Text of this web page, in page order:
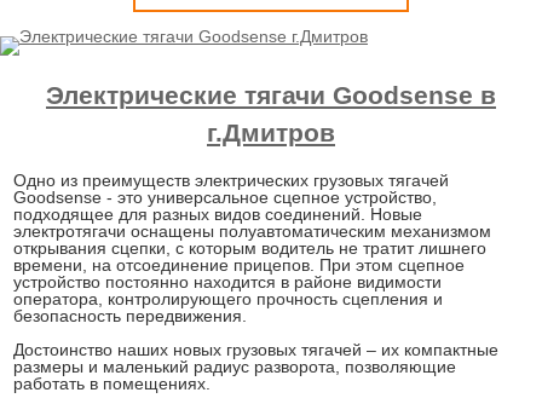
Электрические тягачи Goodsense в
г.Дмитров
Одно из преимуществ электрических грузовых тягачей
Goodsense - это универсальное сцепное устройство,
подходящее для разных видов соединений. Новые
электротягачи оснащены полуавтоматическим механизмом
открывания сцепки, с которым водитель не тратит лишнего
времени, на отсоединение прицепов. При этом сцепное
устройство постоянно находится в районе видимости
оператора, контролирующего прочность сцепления и
безопасность передвижения.
Достоинство наших новых грузовых тягачей – их компактные
размеры и маленький радиус разворота, позволяющие
работать в помещениях.